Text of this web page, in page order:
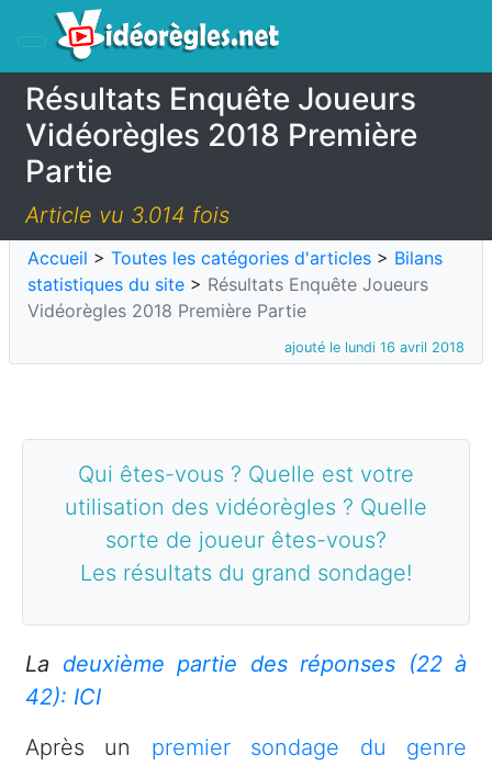
Résultats Enquête Joueurs
Vidéorègles 2018 Première
Partie
Article vu 3.014 fois
Accueil > Toutes les catégories d'articles > Bilans
statistiques du site > Résultats Enquête Joueurs
Vidéorègles 2018 Première Partie
ajouté le lundi 16 avril 2018
Qui êtes-vous ? Quelle est votre
utilisation des vidéorègles ? Quelle
sorte de joueur êtes-vous?
Les résultats du grand sondage!
La deuxième partie des réponses (22 à
42): ICI
Après un premier sondage du genre